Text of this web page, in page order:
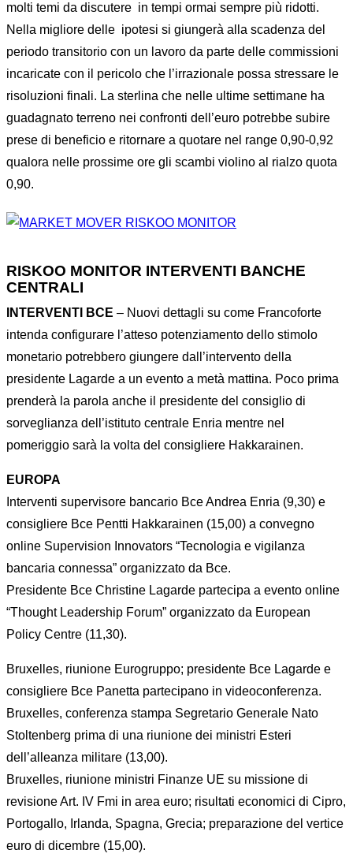
molti temi da discutere in tempi ormai sempre più ridotti.
Nella migliore delle ipotesi si giungerà alla scadenza del
periodo transitorio con un lavoro da parte delle commissioni
incaricate con il pericolo che l’irrazionale possa stressare le
risoluzioni finali. La sterlina che nelle ultime settimane ha
guadagnato terreno nei confronti dell’euro potrebbe subire
prese di beneficio e ritornare a quotare nel range 0,90-0,92
qualora nelle prossime ore gli scambi violino al rialzo quota
0,90.
RISKOO MONITOR INTERVENTI BANCHE
CENTRALI
INTERVENTI BCE – Nuovi dettagli su come Francoforte
intenda configurare l’atteso potenziamento dello stimolo
monetario potrebbero giungere dall’intervento della
presidente Lagarde a un evento a metà mattina. Poco prima
prenderà la parola anche il presidente del consiglio di
sorveglianza dell’istituto centrale Enria mentre nel
pomeriggio sarà la volta del consigliere Hakkarainen.
EUROPA
Interventi supervisore bancario Bce Andrea Enria (9,30) e
consigliere Bce Pentti Hakkarainen (15,00) a convegno
online Supervision Innovators “Tecnologia e vigilanza
bancaria connessa” organizzato da Bce.
Presidente Bce Christine Lagarde partecipa a evento online
“Thought Leadership Forum” organizzato da European
Policy Centre (11,30).
Bruxelles, riunione Eurogruppo; presidente Bce Lagarde e
consigliere Bce Panetta partecipano in videoconferenza.
Bruxelles, conferenza stampa Segretario Generale Nato
Stoltenberg prima di una riunione dei ministri Esteri
dell’alleanza militare (13,00).
Bruxelles, riunione ministri Finanze UE su missione di
revisione Art. IV Fmi in area euro; risultati economici di Cipro,
Portogallo, Irlanda, Spagna, Grecia; preparazione del vertice
euro di dicembre (15,00).